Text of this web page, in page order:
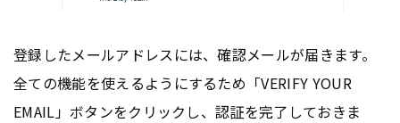
登録したメールアドレスには、確認メールが届きます。
全ての機能を使えるようにするため「VERIFY YOUR
EMAIL」ボタンをクリックし、認証を完了しておきま